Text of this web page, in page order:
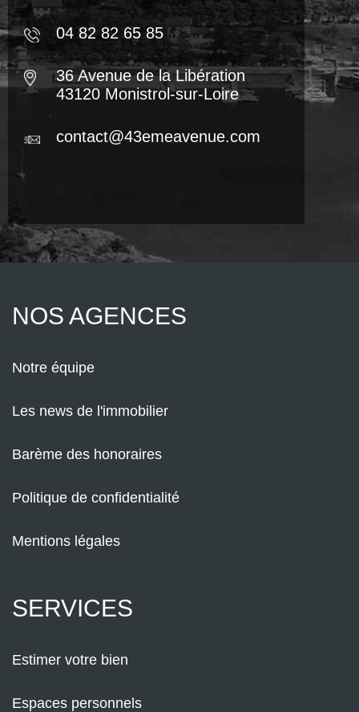
04 82 82 65 85
36 Avenue de la Libération
43120 Monistrol-sur-Loire
contact@43emeavenue.com
NOS AGENCES
Notre équipe
Les news de l'immobilier
Barème des honoraires
Politique de confidentialité
Mentions légales
SERVICES
Estimer votre bien
Espaces personnels